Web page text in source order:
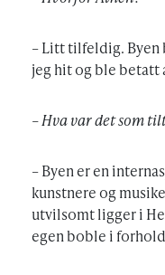
– Litt tilfeldig. Byen
jeg hit og ble betatt
– Hva var det som
– Byen er en
kunstnere og
utvilsomt ligger i
egen boble i